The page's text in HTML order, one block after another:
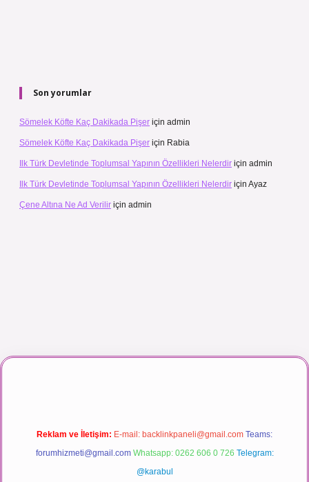
Son yorumlar
Sömelek Köfte Kaç Dakikada Pişer için admin
Sömelek Köfte Kaç Dakikada Pişer için Rabia
Ilk Türk Devletinde Toplumsal Yapının Özellikleri Nelerdir için admin
Ilk Türk Devletinde Toplumsal Yapının Özellikleri Nelerdir için Ayaz
Çene Altına Ne Ad Verilir için admin
maç izle
Reklam ve İletişim: E-mail: backlinkpaneli@gmail.com Teams:
forumhizmeti@gmail.com Whatsapp: 0262 606 0 726 Telegram:
@karabul